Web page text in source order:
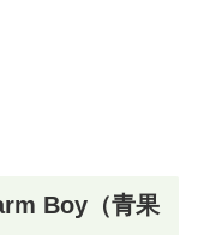
Boy（青果